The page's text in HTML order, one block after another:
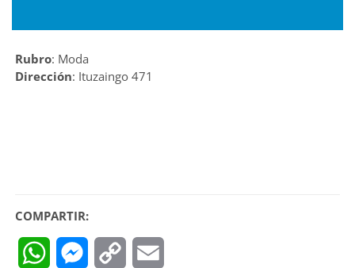
Rubro: Moda
Dirección: Ituzaingo 471
COMPARTIR:
WhatsAppMessenger
Copy